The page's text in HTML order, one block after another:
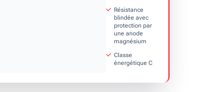
Résistance
blindée avec
protection par
une anode
magnésium
Classe
énergétique C